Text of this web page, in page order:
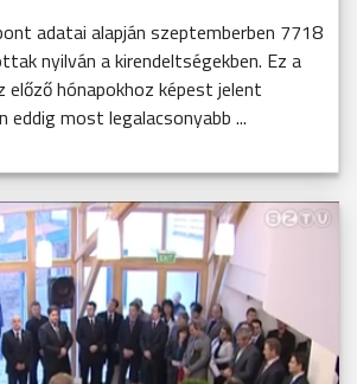
adatai alapján szeptemberben 7718
nyilván a kirendeltségekben. Ez a
előző hónapokhoz képest jelent
eddig most legalacsonyabb ...